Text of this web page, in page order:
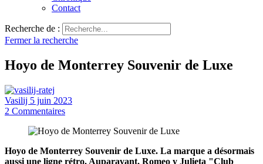
Contact
Recherche de :
Fermer la recherche
Hoyo de Monterrey Souvenir de Luxe
Vasilij 5 juin 2023
2 Commentaires
Hoyo de Monterrey Souvenir de Luxe. La marque a désormais
aussi une ligne rétro. Auparavant, Romeo y Julieta "Club